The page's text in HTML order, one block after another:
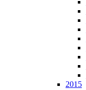
2015